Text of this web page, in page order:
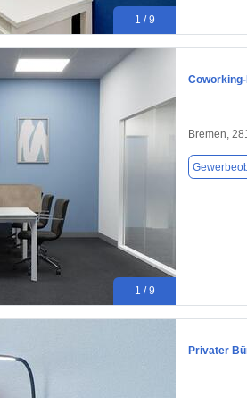
1 / 9
1 / 9
Bremen,
Privater